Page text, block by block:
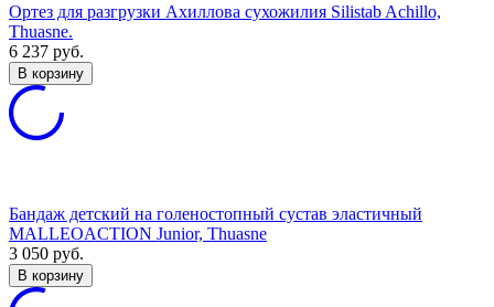
Ортез для разгрузки Ахиллова сухожилия Silistab Achillo,
Thuasne.
6 237 руб.
В корзину
Бандаж детский на голеностопный сустав эластичный
MALLEOACTION Junior, Thuasne
3 050 руб.
В корзину